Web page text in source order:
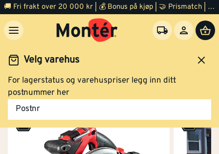
🚚 Fri frakt over 20 000 kr | 💰 Bonus på kjøp | 🤝 Prismatch | ⭐ 100% fornøyd garanti | 🏪 140 byggevarehus
Velg varehus
For lagerstatus og varehuspriser legg inn ditt
postnummer her
Postnr
Verktøy El verktøy